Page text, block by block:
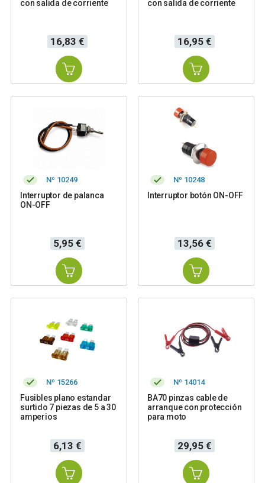
con salida de corriente
Precio
16,83 €
con salida de corriente
Precio
16,95 €
Nº 10249
Interruptor de palanca
ON-OFF
Precio
5,95 €
Nº 10248
Interruptor botón ON-OFF
Precio
13,56 €
Nº 15266
Fusibles plano estandar
surtido 7 piezas de 5 a 30
amperios
Precio
6,13 €
Nº 14014
BA70 pinzas cable de
arranque con protección
para moto
Precio
29,95 €